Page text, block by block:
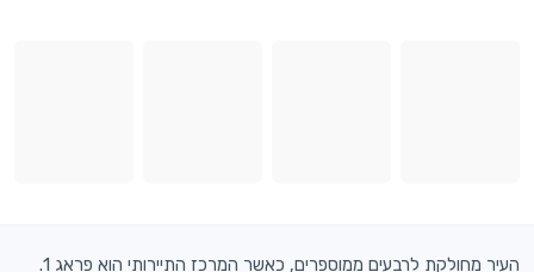
העיר מחולקת לרבעים ממוספרים, כאשר המרכז התיירותי הוא פראג 1.